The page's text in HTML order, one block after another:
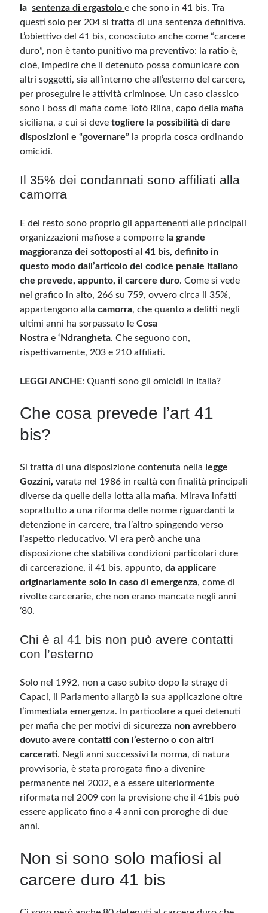
lasentenza di ergastoloe che sono in 41 bis. Tra
questi solo per 204 si tratta di una sentenza definitiva.
L’obiettivo del 41 bis, conosciuto anche come “carcere
duro”, non è tanto punitivo ma preventivo: la ratio è,
cioè, impedire che il detenuto possa comunicare con
altri soggetti, sia all’interno che all’esterno del carcere,
per proseguire le attività criminose. Un caso classico
sono i boss di mafia come Totò Riina, capo della mafia
siciliana, a cui si devetogliere la possibilità di dare
disposizioni e “governare” la propria cosca ordinando
omicidi.
Il 35% dei condannati sono affiliati alla
camorra
E del resto sono proprio gli appartenenti alle principali
organizzazioni mafiose a comporre la grande
maggioranza dei sottoposti al 41 bis, definito in
questo modo dall’articolo del codice penale italiano
che prevede, appunto, il carcere duro. Come si vede
nel grafico in alto, 266 su 759, ovvero circa il 35%,
appartengono allacamorra, che quanto a delitti negli
ultimi anni ha sorpassato leCosa
Nostrae ‘Ndrangheta. Che seguono con,
rispettivamente, 203 e 210 affiliati.
LEGGI ANCHE:Quanti sono gli omicidi in Italia?
Che cosa prevede l’art 41
bis?
Si tratta di una disposizione contenuta nella legge
Gozzini, varata nel 1986 in realtà con finalità principali
diverse da quelle della lotta alla mafia. Mirava infatti
soprattutto a una riforma delle norme riguardanti la
detenzione in carcere, tra l’altro spingendo verso
l’aspetto rieducativo. Vi era però anche una
disposizione che stabiliva condizioni particolari dure
di carcerazione, il 41 bis, appunto,da applicare
originariamente solo in caso di emergenza, come di
rivolte carcerarie, che non erano mancate negli anni
’80.
Chi è al 41 bis non può avere contatti
con l’esterno
Solo nel 1992, non a caso subito dopo la strage di
Capaci, il Parlamento allargò la sua applicazione oltre
l’immediata emergenza. In particolare a quei detenuti
per mafia che per motivi di sicurezza non avrebbero
dovuto avere contatti con l’esterno o con altri
carcerati. Negli anni successivi la norma, di natura
provvisoria, è stata prorogata fino a divenire
permanente nel 2002, e a essere ulteriormente
riformata nel 2009 con la previsione che il 41bis può
essere applicato fino a 4 anni con proroghe di due
anni.
Non si sono solo mafiosi al
carcere duro 41 bis